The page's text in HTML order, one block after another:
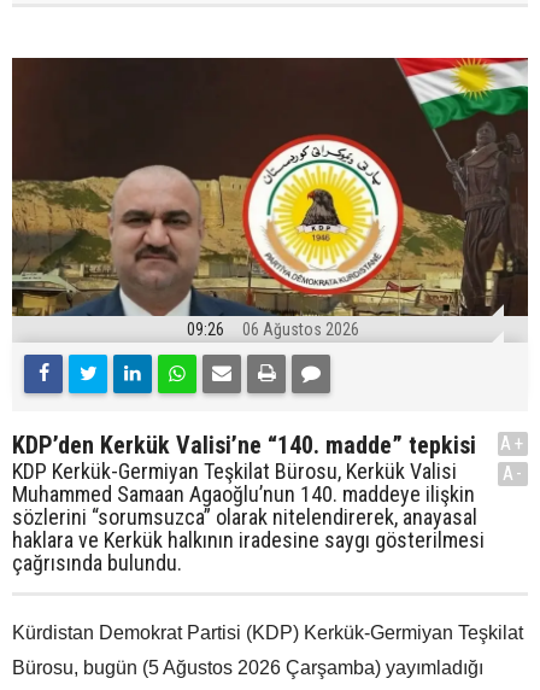
09:26 06 Ağustos 2026
KDP’den Kerkük Valisi’ne “140. madde” tepkisi
KDP Kerkük-Germiyan Teşkilat Bürosu, Kerkük Valisi
Muhammed Samaan Agaoğlu’nun 140. maddeye ilişkin
sözlerini “sorumsuzca” olarak nitelendirerek, anayasal
haklara ve Kerkük halkının iradesine saygı gösterilmesi
çağrısında bulundu.
A+
A-
Kürdistan Demokrat Partisi (KDP) Kerkük-Germiyan Teşkilat
Bürosu, bugün (5 Ağustos 2026 Çarşamba) yayımladığı